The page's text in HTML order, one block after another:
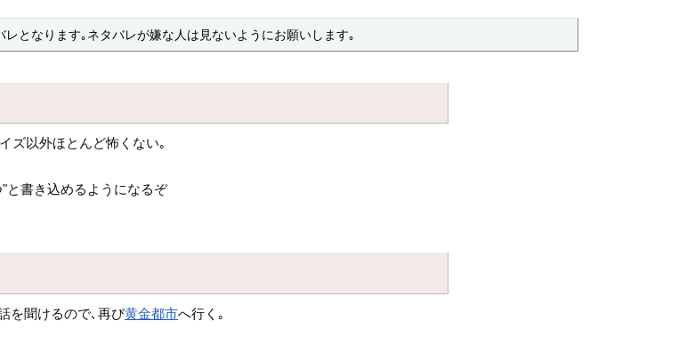
となります｡ネタバレが嫌な人は見ないようにお願いします｡
ズ以外ほとんど怖くない｡
と書き込めるようになるぞ
を聞けるので､再び黄金都市へ行く｡